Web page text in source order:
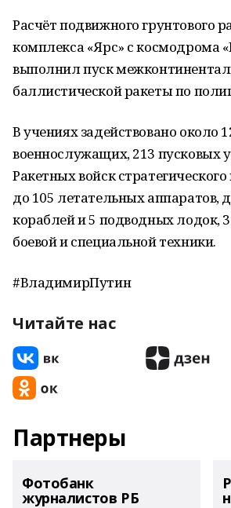
Расчёт подвижного грунтового
комплекса «Ярс» с космодрома
выполнил пуск
баллистической ракеты по
В учениях задействовано около
военнослужащих, 213 пусковых
Ракетных войск
до 105 летательных аппаратов,
кораблей и 5 подводных лодок,
боевой и специальной техники.
#ВладимирПутин
Читайте нас
Партнеры
Фотобанк
журналистов РБ